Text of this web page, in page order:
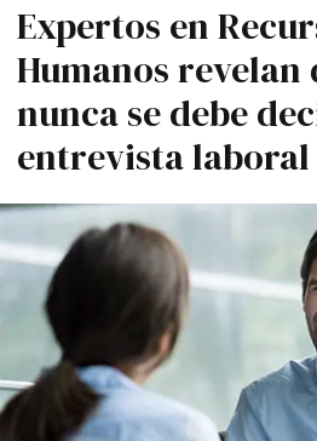
Expertos en
Humanos revelan
nunca se debe
entrevista laboral